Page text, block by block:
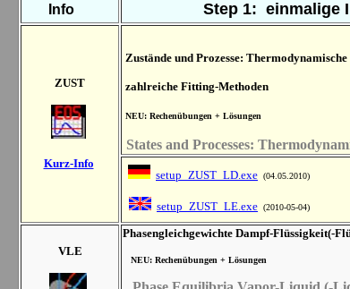
Info Step 1: einmalige
ZUST
Kurz-Info
Zustände und Prozesse:
zahlreiche Fitting-Methoden
NEU: Rechenübungen + Lösungen
States and Processes:
setup_ZUST_LD.exe (04.05.2010)
setup_ZUST_LE.exe (2010-05-04)
VLE
Phasengleichgewichte Dampf-Flüssigkeit(-
NEU: Rechenübungen + Lösungen